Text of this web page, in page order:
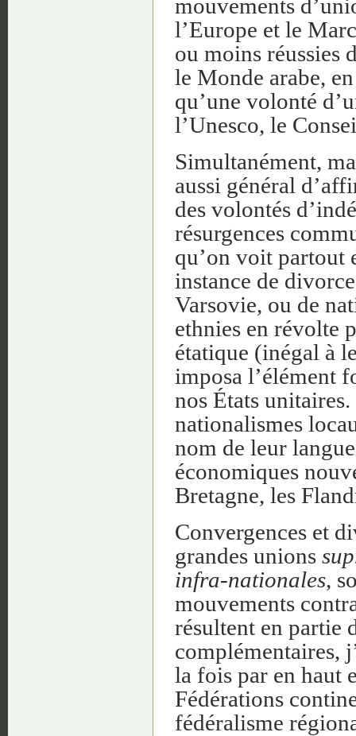
mouvements
l’Europe et le
ou moins réussies
le Monde arabe,
qu’une volonté
l’Unesco, le
Simultanément,
aussi général
des volontés
résurgences
qu’on voit partout
instance de
Varsovie, ou de
ethnies en révolte
étatique (inégal à
imposa l’élément
nos États
nationalismes
nom de leur
économiques
Bretagne, les
Convergences et
grandes unions
infra-nationales,
mouvements
résultent en partie
complémentaires,
la fois par en haut
Fédérations
fédéralisme